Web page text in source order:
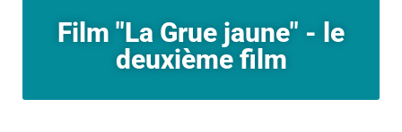
Film "La Grue jaune" - le
deuxième film